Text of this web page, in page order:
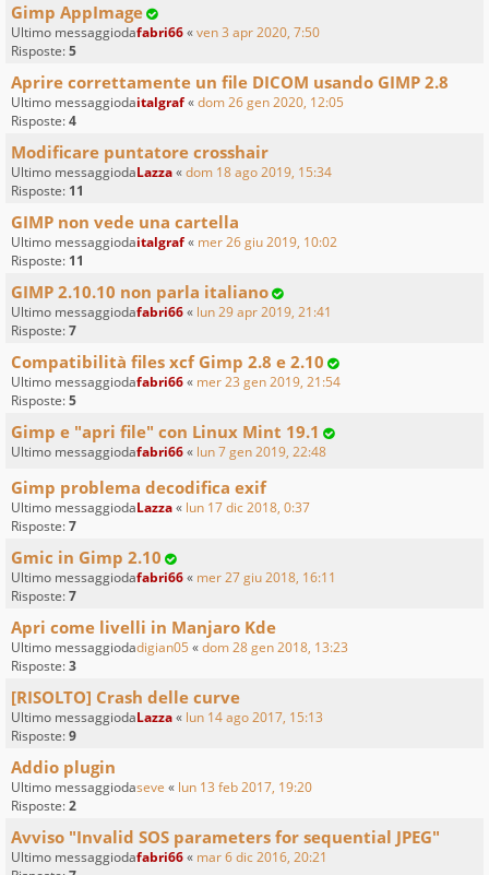
Gimp AppImage
Ultimo messaggiodafabri66«ven 3 apr 2020, 7:50
Risposte:5
Aprire correttamente un file DICOM usando GIMP 2.8
Ultimo messaggiodaitalgraf«dom 26 gen 2020, 12:05
Risposte:4
Modificare puntatore crosshair
Ultimo messaggiodaLazza«dom 18 ago 2019, 15:34
Risposte: 11
GIMP non vede una cartella
Ultimo messaggiodaitalgraf« mer 26 giu 2019, 10:02
Risposte: 11
GIMP 2.10.10 non parla italiano
Ultimo messaggiodafabri66« lun 29 apr 2019, 21:41
Risposte:7
Compatibilità files xcf Gimp 2.8 e 2.10
Ultimo messaggiodafabri66« mer 23 gen 2019, 21:54
Risposte:5
Gimp e "apri file" con Linux Mint 19.1
Ultimo messaggiodafabri66« lun 7 gen 2019, 22:48
Gimp problema decodifica exif
Ultimo messaggiodaLazza« lun 17 dic 2018, 0:37
Risposte:7
Gmic in Gimp 2.10
Ultimo messaggiodafabri66« mer 27 giu 2018, 16:11
Risposte:7
Apri come livelli in Manjaro Kde
Ultimo messaggiodadigian05 «dom 28 gen 2018, 13:23
Risposte:3
[RISOLTO] Crash delle curve
Ultimo messaggiodaLazza« lun 14 ago 2017, 15:13
Risposte:9
Addio plugin
Ultimo messaggiodaseve « lun 13 feb 2017, 19:20
Risposte:2
Avviso "Invalid SOS parameters for sequential JPEG"
Ultimo messaggiodafabri66« mar 6 dic 2016, 20:21